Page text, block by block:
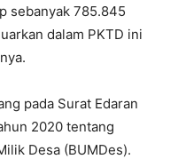
Kami
sebanyak 785.845
dalam PKTD ini
pada Surat Edaran
2020 tentang
Desa (BUMDes).